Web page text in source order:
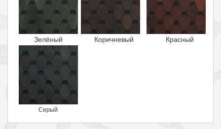
Зелёный Коричневый Красный
Серый